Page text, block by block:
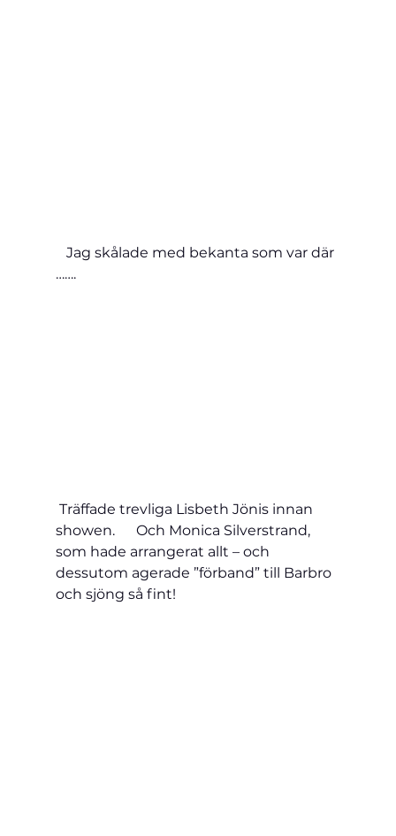
Jag skålade med bekanta som var där
…….
Träffade trevliga Lisbeth Jönis innan
showen.      Och Monica Silverstrand,
som hade arrangerat allt – och
dessutom agerade ”förband” till Barbro
och sjöng så fint!